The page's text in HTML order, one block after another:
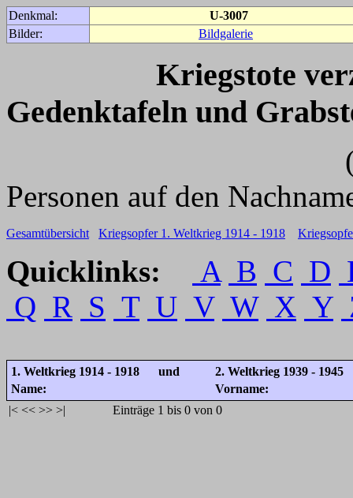
Denkmal:
U-3007
Bilder:
Bildgalerie
Kriegstote
Gedenktafeln und
(Für weitere
Personen auf den
Gesamtübersicht Kriegsopfer 1. Weltkrieg 1914 - 1918
Quicklinks: A B C D
Q R S T U V W X Y
1. Weltkrieg 1914 - 1918 und
2. Weltkrieg 1939 - 1945
Name:
Vorname:
|< << >> >| Einträge 1 bis 0 von 0